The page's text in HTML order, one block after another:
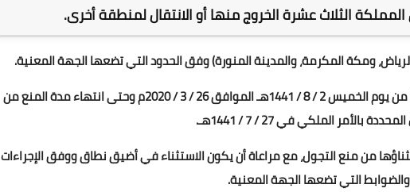
الثلاث عشرة الخروج منها أو الانتقال لمنطقة أخرى.
ومكة المكرمة، والمدينة المنورة) وفق الحدود التي تضعها الجهة المعنية.
ثالثاً: يعمل بذلك ابتداءً من الساعة (الثالثة) عصراً من يوم الخميس 2 / 8 / 1441هـ الموافق 26 / 3 / 2020م وحتى انتهاء مدة المنع من
بالأمر الملكي في 27 / 7 / 1441هـ.
من منع التجول، مع مراعاة أن يكون الاستثناء في أضيق نطاق ووفق الإجراءات
والضوابط التي تضعها الجهة المعنية.